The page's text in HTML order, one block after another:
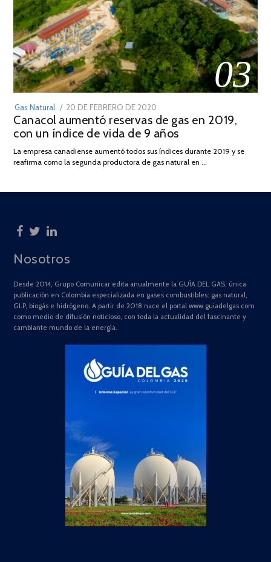
03
Gas Natural
POSTED
ON
20 DE FEBRERO DE 2020
DE
JULIO
2025
Canacol aumentó reservas de gas en 2019,
con un índice de vida de 9 años
La empresa canadiense aumentó todos sus índices durante 2019 y se
reafirma como la segunda productora de gas natural en …
Nosotros
Desde 2014, Grupo Comunicar edita anualmente la GUÍA DEL GAS, única
publicación en Colombia especializada en gases combustibles: gas natural,
GLP, biogás e hidrógeno. A partir de 2018 nace el portal www.guiadelgas.com
como medio de difusión noticioso, con toda la actualidad del fascinante y
cambiante mundo de la energía.